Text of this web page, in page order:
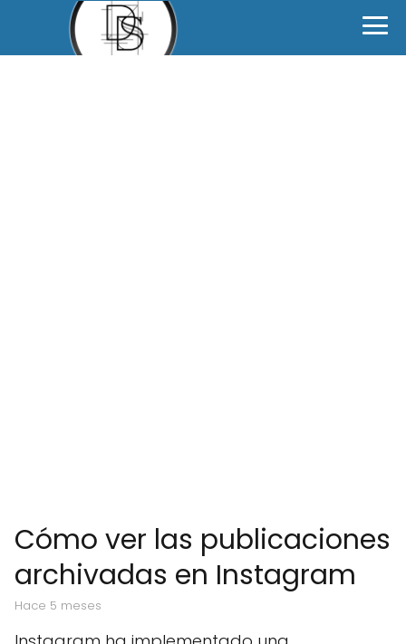
Cómo ver las publicaciones
archivadas en Instagram
hace 5 meses